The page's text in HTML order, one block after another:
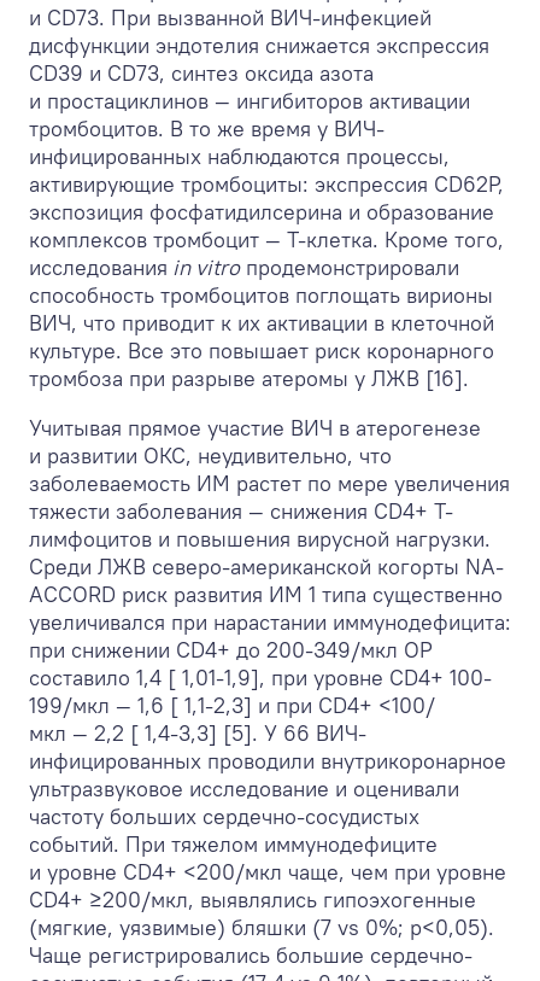
и CD73. При вызванной ВИЧ-инфекцией
дисфункции эндотелия снижается экспрессия
CD39 и CD73, синтез оксида азота
и простациклинов — ингибиторов активации
тромбоцитов. В то же время у ВИЧ-
инфицированных наблюдаются процессы,
активирующие тромбоциты: экспрессия CD62P,
экспозиция фосфатидилсерина и образование
комплексов тромбоцит — Т-клетка. Кроме того,
исследования in vitroпродемонстрировали
способность тромбоцитов поглощать вирионы
ВИЧ, что приводит к их активации в клеточной
культуре. Все это повышает риск коронарного
тромбоза при разрыве атеромы у ЛЖВ [16].
Учитывая прямое участие ВИЧ в атерогенезе
и развитии ОКС, неудивительно, что
заболеваемость ИМ растет по мере увеличения
тяжести заболевания — снижения CD4+ Т-
лимфоцитов и повышения вирусной нагрузки.
Среди ЛЖВ северо-американской когорты NA-
ACCORD риск развития ИМ 1 типа существенно
увеличивался при нарастании иммунодефицита:
при снижении CD4+ до 200-349/мкл ОР
составило 1,4 [ 1,01-1,9], при уровне CD4+ 100-
199/мкл — 1,6 [ 1,1-2,3] и при CD4+ <100/
мкл — 2,2 [ 1,4-3,3] [5]. У 66 ВИЧ-
инфицированных проводили внутрикоронарное
ультразвуковое исследование и оценивали
частоту больших сердечно-сосудистых
событий. При тяжелом иммунодефиците
и уровне CD4+ <200/мкл чаще, чем при уровне
CD4+ ≥200/мкл, выявлялись гипоэхогенные
(мягкие, уязвимые) бляшки (7 vs 0%; р<0,05).
Чаще регистрировались большие сердечно-